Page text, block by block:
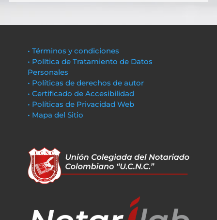
• Términos y condiciones
• Política de Tratamiento de Datos
Personales
• Políticas de derechos de autor
• Certificado de Accesibilidad
• Políticas de Privacidad Web
• Mapa del Sitio